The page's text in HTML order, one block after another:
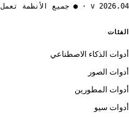
v 2026.04 · ● جميع الأنظمة تعمل
الفئات
أدوات الذكاء الاصطناعي
أدوات الصور
أدوات المطورين
أدوات سيو